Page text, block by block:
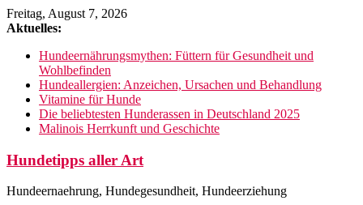
Zum
Inhalt
Freitag, August 7, 2026
Aktuelles:
Hundeernährungsmythen: Füttern für Gesundheit und
Wohlbefinden
Hundeallergien: Anzeichen, Ursachen und Behandlung
Vitamine für Hunde
Die beliebtesten Hunderassen in Deutschland 2025
Malinois Herrkunft und Geschichte
Hundetipps aller Art
Hundeernaehrung, Hundegesundheit, Hundeerziehung